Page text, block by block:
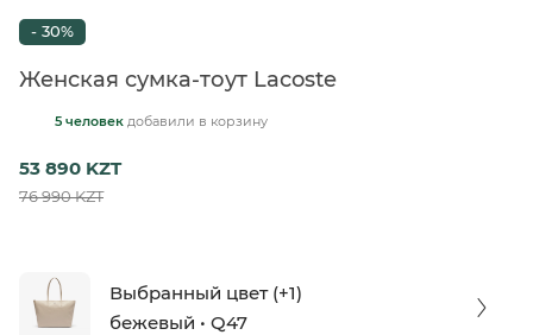
- 30%
Женская сумка-тоут Lacoste
5 человек добавили в корзину
53 890 KZT
76 990 KZT
Выбранный цвет (+1)
бежевый • Q47